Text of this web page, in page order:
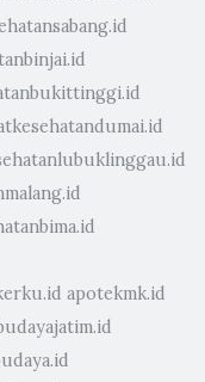
apotekmk.id